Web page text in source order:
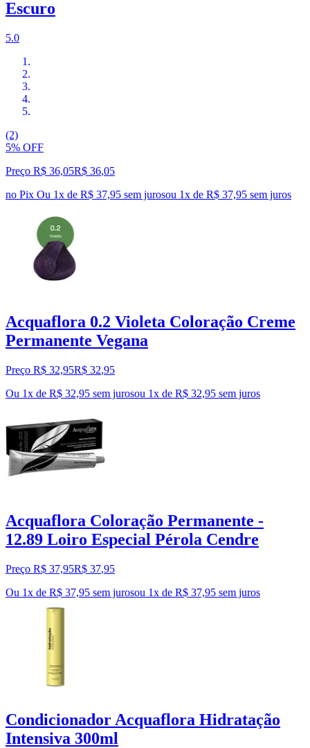
Escuro
5.0
(2)
5% OFF
Preço R$ 36,05R$ 36,05
no Pix Ou 1x de R$ 37,95 sem jurosou 1x de R$ 37,95 sem juros
Acquaflora 0.2 Violeta Coloração Creme
Permanente Vegana
Preço R$ 32,95R$ 32,95
Ou 1x de R$ 32,95 sem jurosou 1x de R$ 32,95 sem juros
Acquaflora Coloração Permanente -
12.89 Loiro Especial Pérola Cendre
Preço R$ 37,95R$ 37,95
Ou 1x de R$ 37,95 sem jurosou 1x de R$ 37,95 sem juros
Condicionador Acquaflora Hidratação
Intensiva 300ml